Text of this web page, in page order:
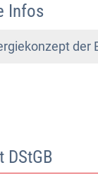
Infos
der
DStGB